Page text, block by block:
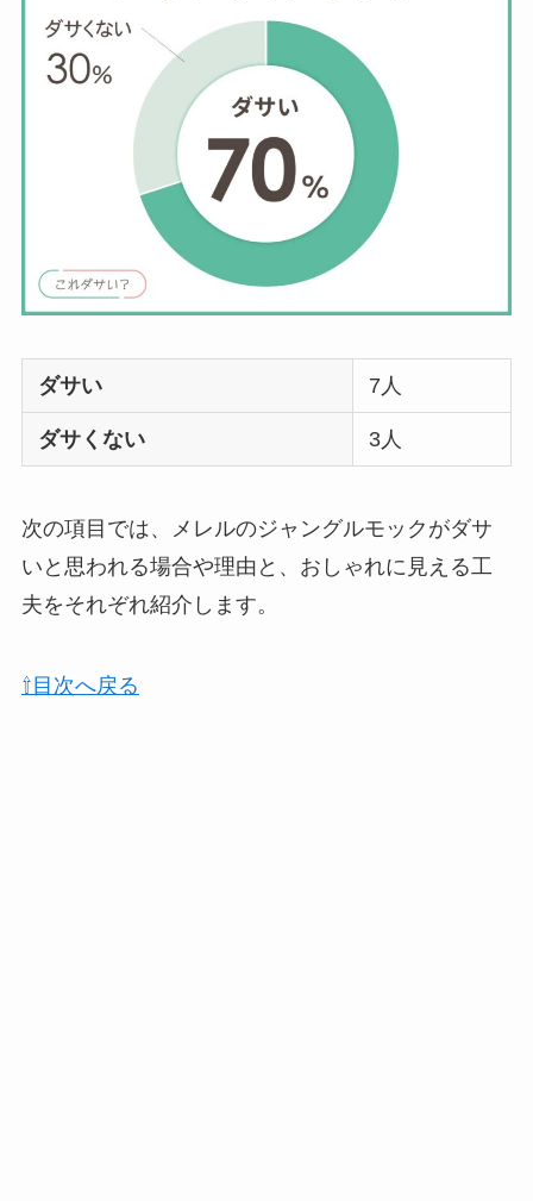
ダサい 7人
ダサくない 3人
次の項目では、メレルのジャングルモックがダサ
いと思われる場合や理由と、おしゃれに見える工
夫をそれぞれ紹介します。
⇧目次へ戻る